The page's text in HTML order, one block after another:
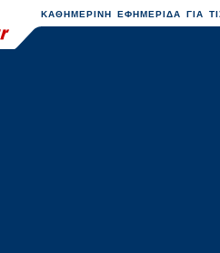
ΚΑΘΗΜΕΡΙΝΗ ΕΦΗΜΕΡΙΔΑ ΓΙΑ